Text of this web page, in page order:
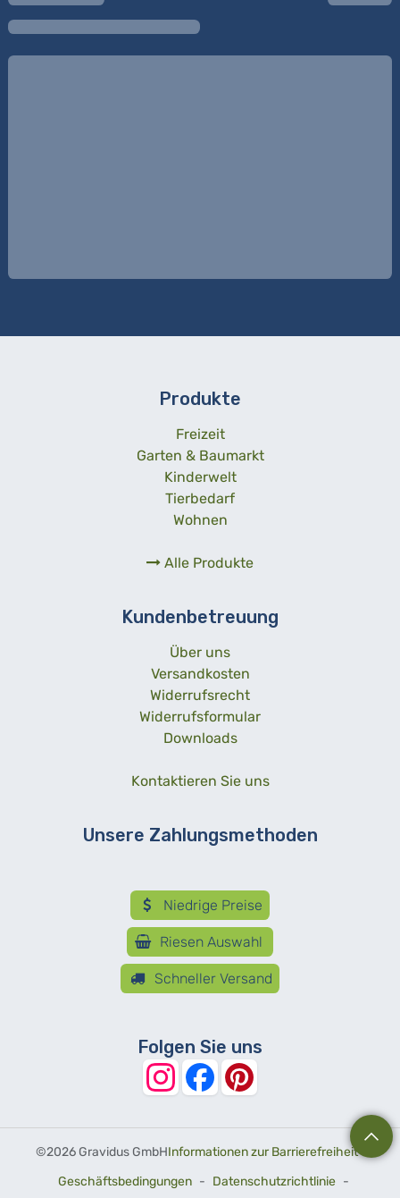
Produkte
Freizeit
Garten & Baumarkt
Kinderwelt
Tierbedarf
Wohnen
Alle Produkte
Kundenbetreuung
Über uns
Versandkosten
Widerrufsrecht
Widerrufsformular
Downloads
Kontaktieren Sie uns
Unsere Zahlungsmethoden
Niedrige Preise
Riesen Auswahl
Schneller Versand
Folgen Sie uns
©2026 Gravidus GmbHInformationen zur Barrierefreiheit-
Geschäftsbedingungen - Datenschutzrichtlinie -